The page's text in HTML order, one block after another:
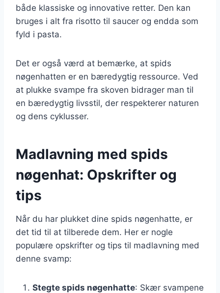
både klassiske og innovative retter. Den kan
bruges i alt fra risotto til saucer og endda som
fyld i pasta.
Det er også værd at bemærke, at spids
nøgenhatten er en bæredygtig ressource. Ved
at plukke svampe fra skoven bidrager man til
en bæredygtig livsstil, der respekterer naturen
og dens cyklusser.
Madlavning med spids
nøgenhat: Opskrifter og
tips
Når du har plukket dine spids nøgenhatte, er
det tid til at tilberede dem. Her er nogle
populære opskrifter og tips til madlavning med
denne svamp:
Stegte spids nøgenhatte: Skær svampene